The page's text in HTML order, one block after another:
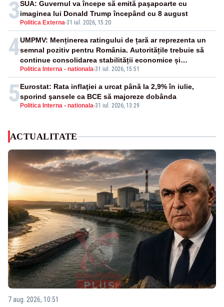
3 Politica Externa-31 iul. 2026, 15:20
SUA: Guvernul va începe să emită paşapoarte cu
imaginea lui Donald Trump începând cu 8 august
4
Politica Interna - nationala-31 iul. 2026, 15:51
UMPMV: Menținerea ratingului de țară ar reprezenta un
semnal pozitiv pentru România. Autoritățile trebuie să
continue consolidarea stabilității economice și
financiare
5 Politica Interna - nationala-31 iul. 2026, 13:29
Eurostat: Rata inflaţiei a urcat până la 2,9% în iulie,
sporind şansele ca BCE să majoreze dobânda
ACTUALITATE
7 aug. 2026, 10:51